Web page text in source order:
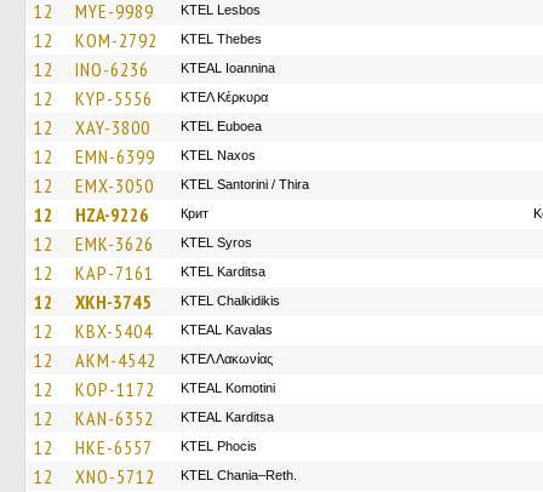
12 MYE-9989 KTEL Lesbos
12 KOM-2792 KTEL Thebes
12 INO-6236 KTEAL Ioannina
12 KYP-5556 ΚΤΕΛ Κέρκυρα
12 XAY-3800 ΚΤΕL Euboea
12 EMN-6399 KTEL Naxos
12 EMX-3050 KTEL Santorini / Thira
12 HZA-9226 Крит
12 EMK-3626 KTEL Syros
12 KAP-7161 ΚΤΕL Karditsa
12 XKH-3745 ΚΤΕL Chalkidikis
12 KBX-5404 KTEAL Kavalas
12 AKM-4542 ΚΤΕΛ Λακωνίας
12 KOP-1172 KTEAL Komotini
12 KAN-6352 KTEAL Karditsa
12 HKE-6557 ΚΤΕL Phocis
12 XNO-5712 KTEL Chania–Reth.